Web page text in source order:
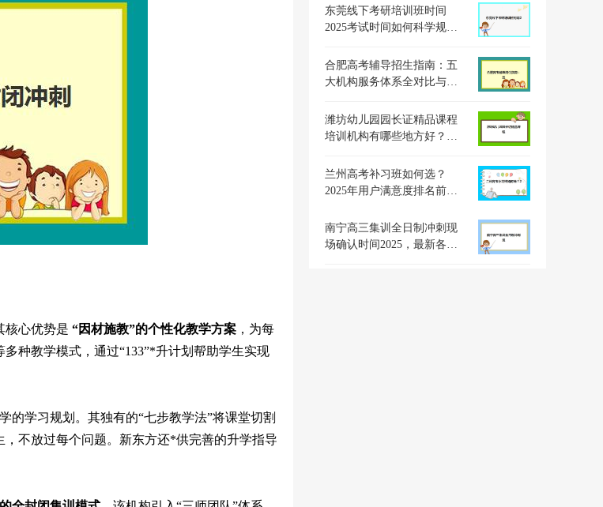
核心优势是 “因材施教”的个性化教学方案 ，为每
种教学模式，通过“133”*升计划帮助学生实现
的学习规划。其独有的“七步教学法”将课堂切割
不放过每个问题。新东方还*供完善的升学指导
东莞线下考研培训班时间
2025考试时间如何科学规
高效备考全指南
合肥高考辅导招生指南：五
大机构服务体系全对比与择
潍坊幼儿园园长证精品课程
培训机构有哪些地方好？
指南
兰州高考补习班如何选？
2025年用户满意度排名前五
南宁高三集训全日制冲刺现
场确认时间2025，最新各机